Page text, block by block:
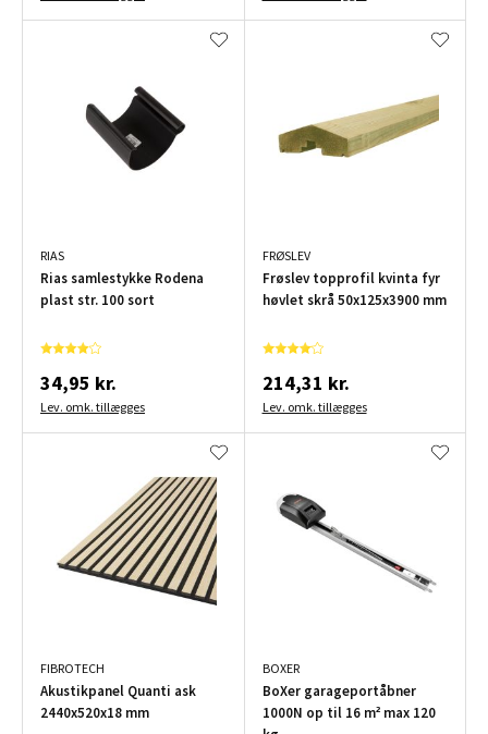
RIAS
Rias samlestykke Rodena
plast str. 100 sort
34,95 kr.
Lev. omk. tillægges
FRØSLEV
Frøslev topprofil kvinta fyr
høvlet skrå 50x125x3900 mm
214,31 kr.
Lev. omk. tillægges
FIBROTECH
Akustikpanel Quanti ask
2440x520x18 mm
BOXER
BoXer garageportåbner
1000N op til 16 m² max 120